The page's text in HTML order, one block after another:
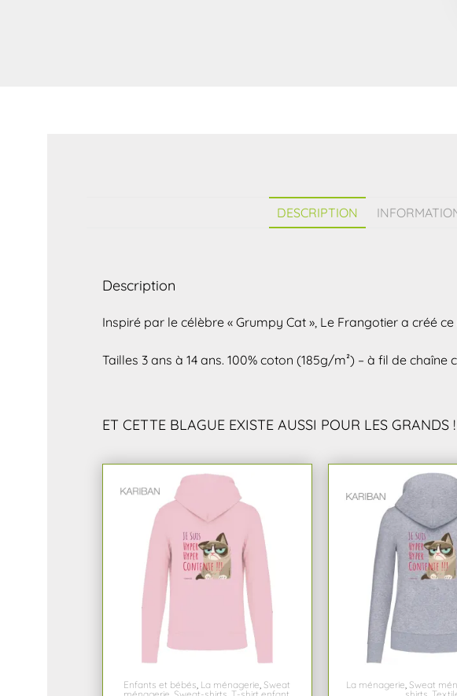
DESCRIPTION
Description
Inspiré par le célèbre « Grumpy Cat », Le Frangotier a créé
Tailles 3 ans à 14 ans. 100% coton (185g/m²) – à fil de
ET CETTE BLAGUE EXISTE AUSSI POUR LES
Enfants et bébés, La ménagerie,Sweat
La ménagerie, Sweat